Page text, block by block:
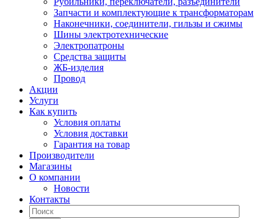
Запчасти и комплектующие к трансформаторам
Наконечники, соединители, гильзы и сжимы
Шины электротехнические
Электропатроны
Средства защиты
ЖБ-изделия
Провод
Акции
Услуги
Как купить
Условия оплаты
Условия доставки
Гарантия на товар
Производители
Магазины
О компании
Новости
Контакты